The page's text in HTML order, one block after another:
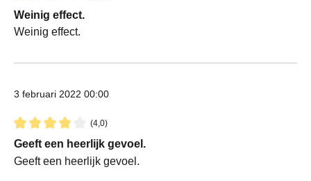
Recensie met een waardering van 3 van de 5 sterren
Weinig effect.
Weinig effect.
3 februari 2022 00:00
(4,0)
Recensie met een waardering van 4 van de 5 sterren
Geeft een heerlijk gevoel.
Geeft een heerlijk gevoel.